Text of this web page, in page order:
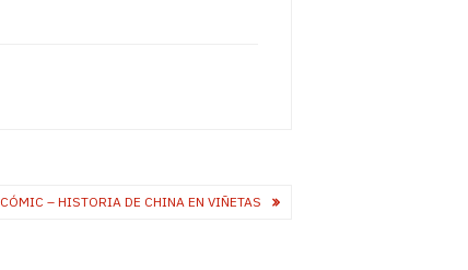
CÓMIC – HISTORIA DE CHINA EN VIÑETAS